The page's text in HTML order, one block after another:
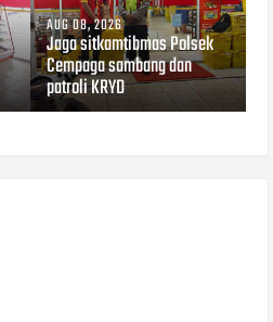
AUG 08, 2026
Jaga sitkamtibmas Polsek
Cempaga sambang dan
patroli KRYD